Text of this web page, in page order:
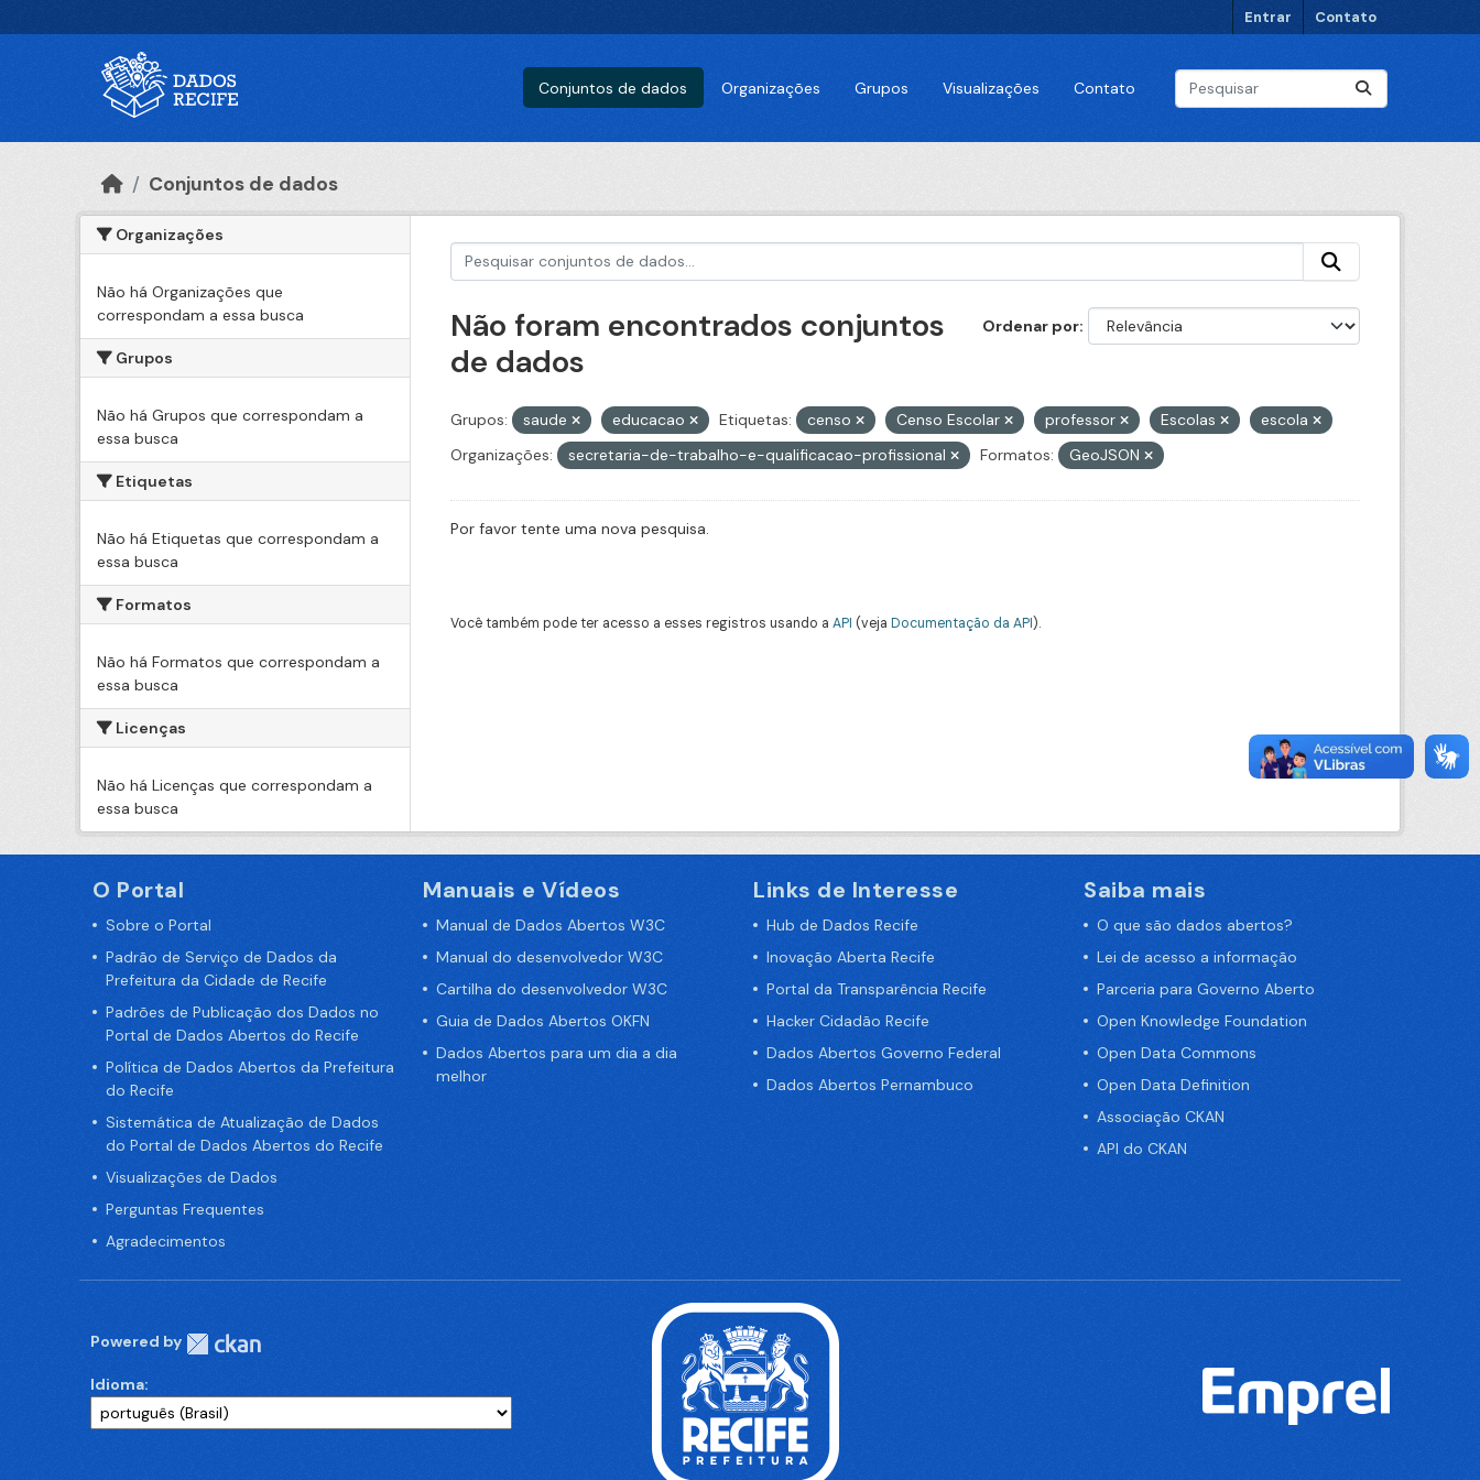
Entrar Contato
Conjuntos de dados Organizações Grupos Visualizações Contato
Conjuntos de dados
Organizações
Não há Organizações que
correspondam a essa busca
Grupos
Não há Grupos que correspondam a
essa busca
Etiquetas
Não há Etiquetas que correspondam a
essa busca
Formatos
Não há Formatos que correspondam a
essa busca
Licenças
Não há Licenças que correspondam a
essa busca
Ordenar por
Não foram encontrados conjuntos
de dados
Grupos: saude educacao Etiquetas: censo Censo Escolar professor Escolas
escola
Organizações:
secretaria-de-trabalho-e-qualificacao-profissional Formatos: GeoJSON
Por favor tente uma nova pesquisa.
Você também pode ter acesso a esses registros usando a API (veja Documentação da API).
O Portal
Sobre o Portal
Padrão de Serviço de Dados da
Prefeitura da Cidade de Recife
Padrões de Publicação dos Dados no
Portal de Dados Abertos do Recife
Política de Dados Abertos da Prefeitura
do Recife
Sistemática de Atualização de Dados
do Portal de Dados Abertos do Recife
Visualizações de Dados
Perguntas Frequentes
Agradecimentos
Manuais e Vídeos
Manual de Dados Abertos W3C
Manual do desenvolvedor W3C
Cartilha do desenvolvedor W3C
Guia de Dados Abertos OKFN
Dados Abertos para um dia a dia
melhor
Links de Interesse
Hub de Dados Recife
Inovação Aberta Recife
Portal da Transparência Recife
Hacker Cidadão Recife
Dados Abertos Governo Federal
Dados Abertos Pernambuco
Saiba mais
O que são dados abertos?
Lei de acesso a informação
Parceria para Governo Aberto
Open Knowledge Foundation
Open Data Commons
Open Data Definition
Associação CKAN
API do CKAN
Powered by
Idioma